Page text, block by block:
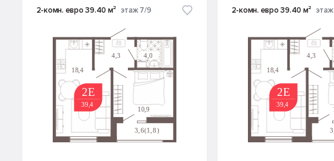
2-комн. евро 39.40 м² этаж 7/9 2-комн. евро 39.40 м²